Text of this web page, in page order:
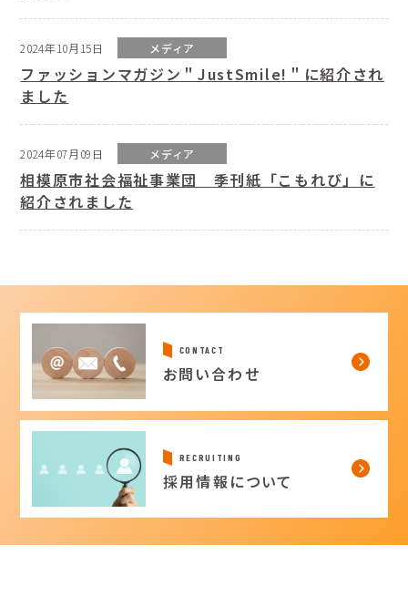
2024年10月15日 メディア
ファッションマガジン＂JustSmile!＂に紹介され
ました
2024年07月09日 メディア
相模原市社会福祉事業団 季刊紙「こもれび」に
紹介されました
CONTACT
お問い合わせ
RECRUITING
採用情報について